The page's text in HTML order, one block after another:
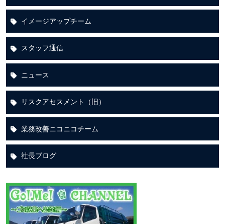
イメージアップチーム
スタッフ通信
ニュース
リスクアセスメント（旧）
業務改善ニコニコチーム
社長ブログ